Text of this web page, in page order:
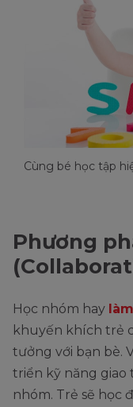
Cùng bé học tập
Phương
Học nhóm hay
khuyến khích trẻ
tưởng với bạn bè.
triển kỹ năng giao
nhóm. Trẻ sẽ học